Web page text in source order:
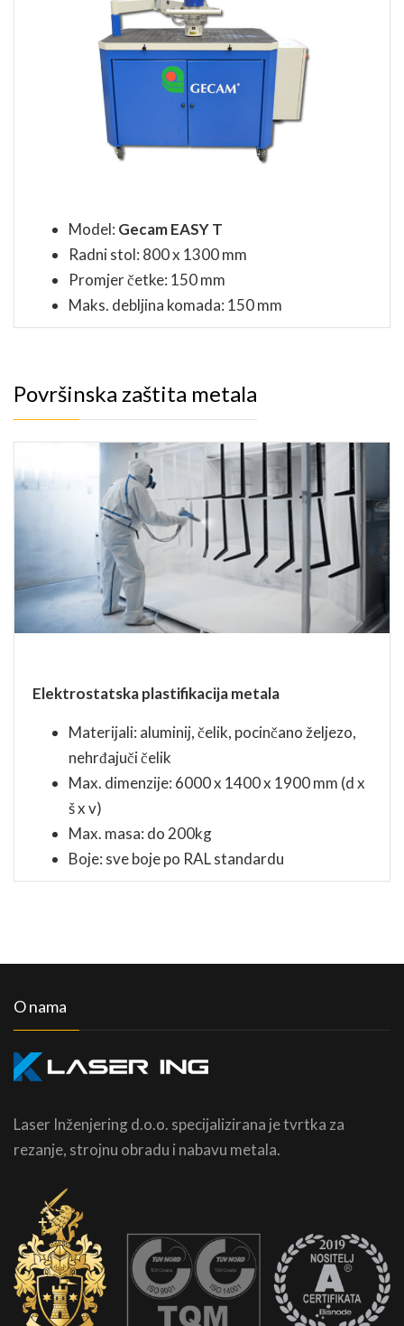
Model: Gecam EASY T
Radni stol: 800 x 1300 mm
Promjer četke: 150 mm
Maks. debljina komada: 150 mm
Površinska zaštita metala
Elektrostatska plastifikacija metala
Materijali: aluminij, čelik, pocinčano željezo,
nehrđajuči čelik
Max. dimenzije: 6000 x 1400 x 1900 mm (d x
š x v)
Max. masa: do 200kg
Boje: sve boje po RAL standardu
O nama
Laser Inženjering d.o.o. specijalizirana je tvrtka za
rezanje, strojnu obradu i nabavu metala.